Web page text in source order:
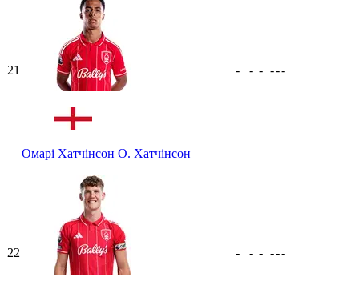
21
Омарі Хатчінсон О. Хатчінсон
- - - ---
22 - - - ---